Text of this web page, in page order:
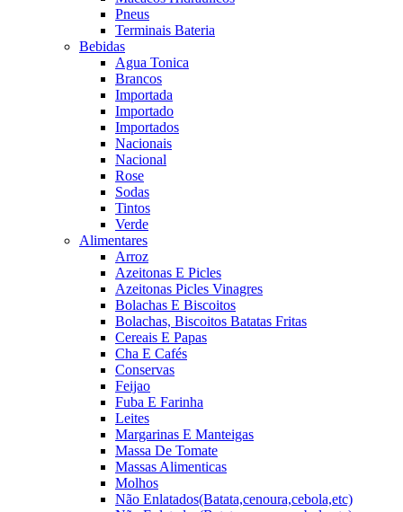
Pneus
Terminais Bateria
Bebidas
Agua Tonica
Brancos
Importada
Importado
Importados
Nacionais
Nacional
Rose
Sodas
Tintos
Verde
Alimentares
Arroz
Azeitonas E Picles
Azeitonas Picles Vinagres
Bolachas E Biscoitos
Bolachas, Biscoitos Batatas Fritas
Cereais E Papas
Cha E Cafés
Conservas
Feijao
Fuba E Farinha
Leites
Margarinas E Manteigas
Massa De Tomate
Massas Alimenticas
Molhos
Não Enlatados(Batata,cenoura,cebola,etc)